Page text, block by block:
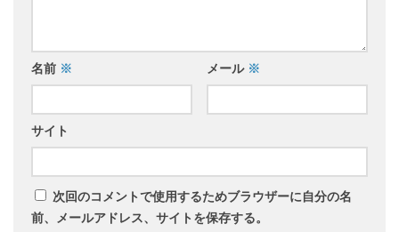
名前 ※ メール ※
サイト
次回のコメントで使用するためブラウザーに自分の名
前、メールアドレス、サイトを保存する。